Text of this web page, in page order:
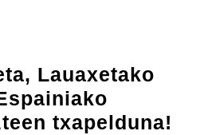
Lauaxetako
txapelduna!